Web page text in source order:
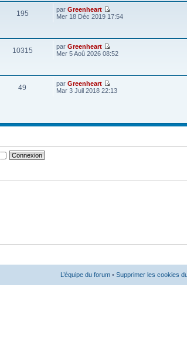
195 parGreenheart
Mer 18 Déc 2019 17:54
10315 parGreenheart
Mer 5 Aoû 2026 08:52
49 parGreenheart
Mar 3 Juil 2018 22:13
L’équipe du forum • Supprimer les cookies